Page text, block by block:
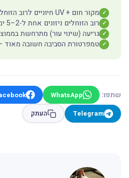
✓ מקור חום + UV חיוניים לרוב הזוחלים
✓ רוב הזוחלים ניזונים אחת ל-2–5 ימים — לא יום-יום
✓ גריעה (שינוי עור) מתרחשת
✓ טמפרטורת הסביבה חשובה מאוד —
שתפו: WhatsApp
Telegram
העתק